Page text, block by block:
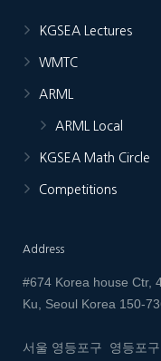
KGSEA Lectures
WMTC
ARML
ARML Local
KGSEA Math Circle
Competitions
Address
#674 Korea house Ctr,
Ku, Seoul Korea 150-
서울 영등포구 영등포